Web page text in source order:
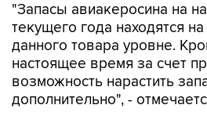
"Запасы авиакеросина на
текущего года находятся
данного товара уровне.
настоящее время за счет
возможность нарастить
дополнительно", -